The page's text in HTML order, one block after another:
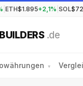
ETH$1.895+2,1% SOL
.de
▾